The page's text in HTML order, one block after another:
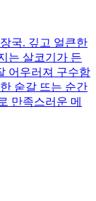
국. 깊고 얼큰한
는 살코기가 든
어우러져 구수함
숟갈 뜨는 순간
만족스러운 메